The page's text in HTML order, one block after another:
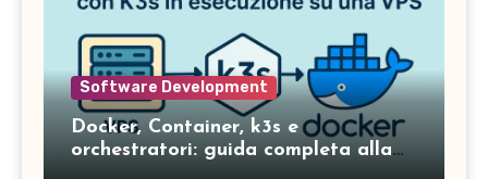
Software Development
Docker, Container, k3s e
orchestratori: guida completa alla